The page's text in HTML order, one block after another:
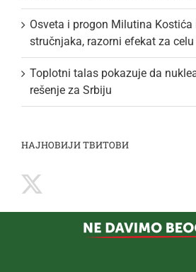
Osveta i progon Milutina Kostića
stručnjaka, razorni efekat za
Toplotni talas pokazuje da
rešenje za Srbiju
НАЈНОВИЈИ ТВИТОВИ